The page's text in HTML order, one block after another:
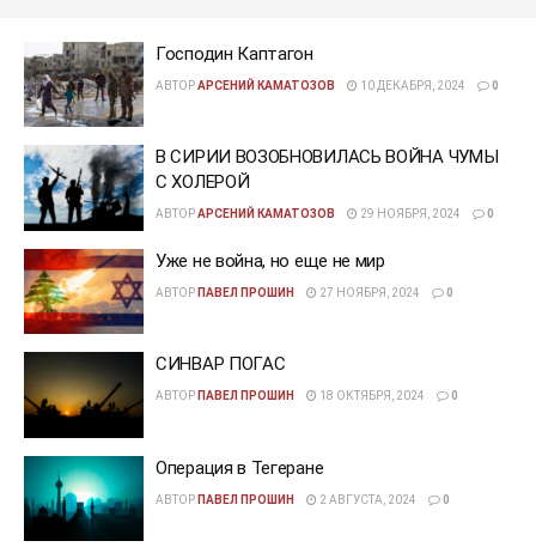
Господин Каптагон
АВТОРАРСЕНИЙ КАМАТОЗОВ 10 ДЕКАБРЯ, 2024 0
В СИРИИ ВОЗОБНОВИЛАСЬ ВОЙНА ЧУМЫ
С ХОЛЕРОЙ
АВТОРАРСЕНИЙ КАМАТОЗОВ 29 НОЯБРЯ, 2024 0
Уже не война, но еще не мир
АВТОР ПАВЕЛ ПРОШИН 27 НОЯБРЯ, 2024 0
СИНВАР ПОГАС
АВТОР ПАВЕЛ ПРОШИН 18 ОКТЯБРЯ, 2024 0
Операция в Тегеране
АВТОР ПАВЕЛ ПРОШИН 2 АВГУСТА, 2024 0